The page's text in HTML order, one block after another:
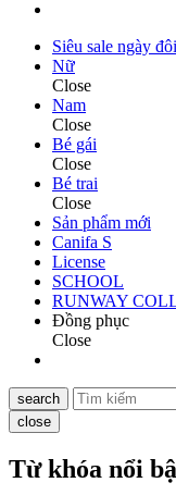
Siêu sale ngày đôi
Nữ
Close
Nam
Close
Bé gái
Close
Bé trai
Close
Sản phẩm mới
Canifa S
License
SCHOOL
RUNWAY
Đồng phục
Close
search
close
Từ khóa nổi